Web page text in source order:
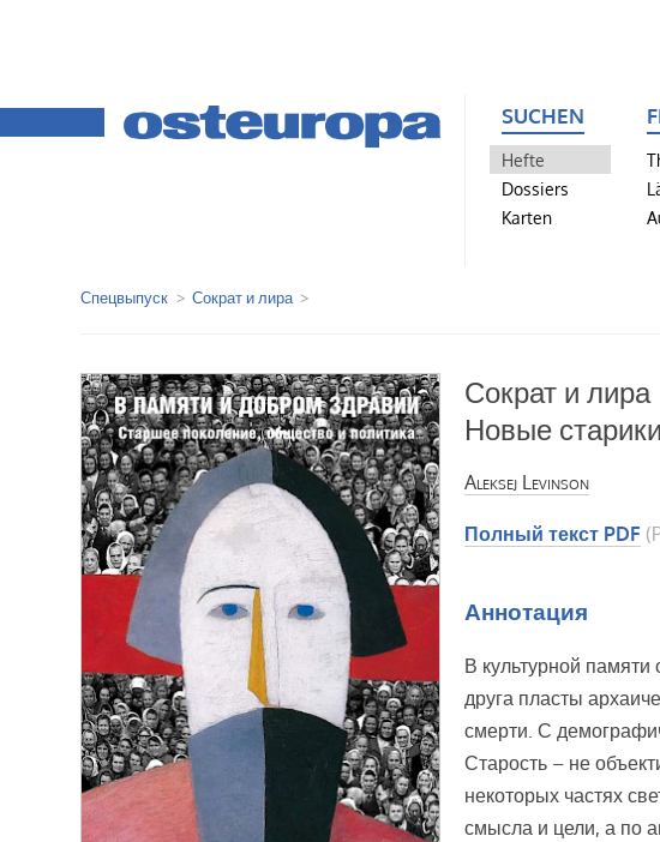
SUCHEN
Hefte
Dossiers
Karten
Спецвыпуск Сократ и лира
Сократ и лира
Новые
Aleksej Levinson
Полный текст PDF
Аннотация
В культурной
друга пласты
смерти. С
Старость – не
некоторых частях
смысла и цели, а по